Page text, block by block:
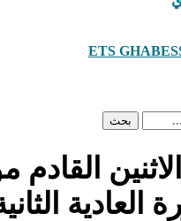
بحث
القادم
العادية